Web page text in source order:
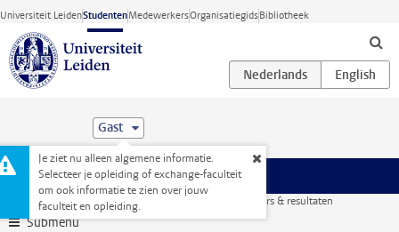
Ga direct naar de inhoud
Universiteit LeidenStudentenMedewerkersOrganisatiegidsBibliotheek
Gast
Je ziet nu alleen algemene informatie.
Selecteer je opleiding of exchange-faculteit
om ook informatie te zien over jouw
faculteit en opleiding.
Menu
Studentenwebsite Je opleiding Vakken en toetsen Cijfers & resultaten
Submenu